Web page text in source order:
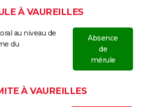
À VAUREILLES
au niveau de
du
Absence
de
mérule
À VAUREILLES